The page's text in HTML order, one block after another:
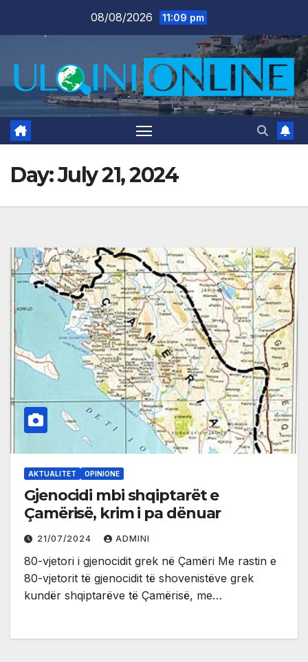
08/08/2026 11:09 pm
Day:July 21, 2024
AKTUALITET OPINIONE
Gjenocidi mbi shqiptarët e
Çamërisë, krim i pa dënuar
21/07/2024 ADMINI
80-vjetori i gjenocidit grek në Çamëri Me rastin e
80-vjetorit të gjenocidit të shovenistëve grek
kundër shqiptarëve të Çamërisë, me…